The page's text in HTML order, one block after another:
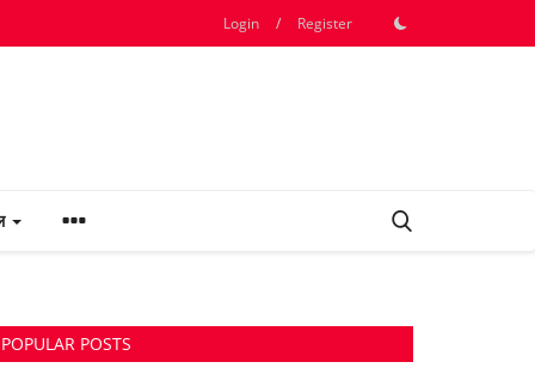
Login / Register
POPULAR POSTS